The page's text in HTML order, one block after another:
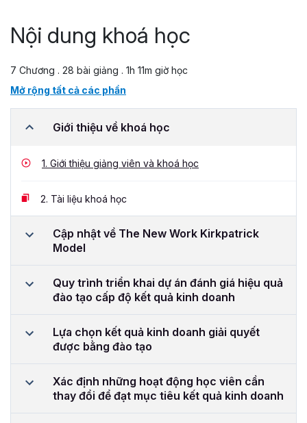
Nội dung khoá học
7 Chương . 28 bài giảng . 1h 11m giờ học
Mở rộng tất cả các phần
Giới thiệu về khoá học
1. Giới thiệu giảng viên và khoá học
2. Tài liệu khoá học
Cập nhật về The New Work Kirkpatrick
Model
Quy trình triển khai dự án đánh giá hiệu quả
đào tạo cấp độ kết quả kinh doanh
Lựa chọn kết quả kinh doanh giải quyết
được bằng đào tạo
Xác định những hoạt động học viên cần
thay đổi để đạt mục tiêu kết quả kinh doanh